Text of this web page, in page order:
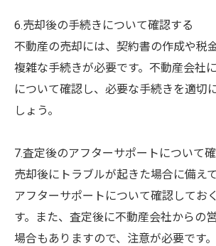
6.売却後の手続きについて確認する
不動産の売却には、契約書の作成や税
複雑な手続きが必要です。不動産会社
について確認し、必要な手続きを適切
しょう。
7.査定後のアフターサポートについて
売却後にトラブルが起きた場合に備え
アフターサポートについて確認してお
す。また、査定後に不動産会社からの
場合もありますので、注意が必要です。